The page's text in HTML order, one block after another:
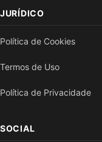
JURÍDICO
Política de Cookies
Termos de Uso
Política de Privacidade
SOCIAL